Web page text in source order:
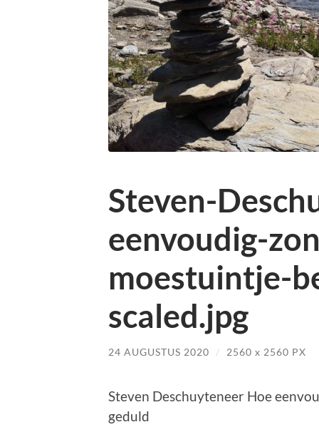
Steven-
eenvoudig-
moestuintje-
scaled.jpg
24 AUGUSTUS 2020 / 2560 x 2560 PX
Steven Deschuyteneer Hoe
geduld